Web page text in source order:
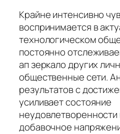
Крайне интенсивно
воспринимается в
технологическом
постоянно
ап зеркало других
общественные сети.
результатов с
усиливает состояние
добавочное